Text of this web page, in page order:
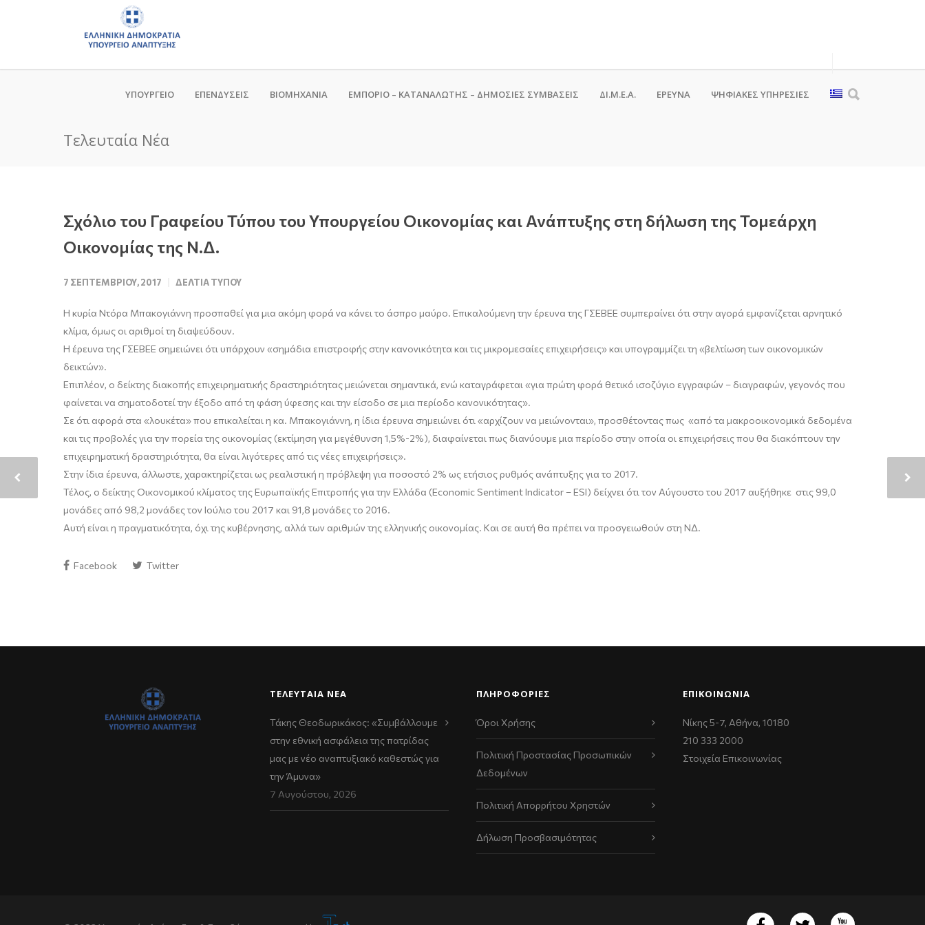
ΥΠΟΥΡΓΕΙΟ ΕΠΕΝΔΥΣΕΙΣ ΒΙΟΜΗΧΑΝΙΑ ΕΜΠΟΡΙΟ – ΚΑΤΑΝΑΛΩΤΗΣ – ΔΗΜΟΣΙΕΣ ΣΥΜΒΑΣΕΙΣ ΔΙ.Μ.Ε.Α. ΕΡΕΥΝΑ ΨΗΦΙΑΚΈΣ ΥΠΗΡΕΣΊΕΣ
Τελευταία Νέα
Σχόλιο του Γραφείου Τύπου του Υπουργείου Οικονομίας και Ανάπτυξης στη δήλωση της Τομεάρχη
Οικονομίας της Ν.Δ.
7 ΣΕΠΤΕΜΒΡΊΟΥ, 2017 ΔΕΛΤΊΑ ΤΎΠΟΥ
Η κυρία Ντόρα Μπακογιάννη προσπαθεί για μια ακόμη φορά να κάνει το άσπρο μαύρο. Επικαλούμενη την έρευνα της ΓΣΕΒΕΕ συμπεραίνει ότι στην αγορά εμφανίζεται αρνητικό
κλίμα, όμως οι αριθμοί τη διαψεύδουν.
Η έρευνα της ΓΣΕΒΕΕ σημειώνει ότι υπάρχουν «σημάδια επιστροφής στην κανονικότητα και τις μικρομεσαίες επιχειρήσεις» και υπογραμμίζει τη «βελτίωση των οικονομικών
δεικτών».
Επιπλέον, ο δείκτης διακοπής επιχειρηματικής δραστηριότητας μειώνεται σημαντικά, ενώ καταγράφεται «για πρώτη φορά θετικό ισοζύγιο εγγραφών – διαγραφών, γεγονός που
φαίνεται να σηματοδοτεί την έξοδο από τη φάση ύφεσης και την είσοδο σε μια περίοδο κανονικότητας».
Σε ότι αφορά στα «λουκέτα» που επικαλείται η κα. Μπακογιάννη, η ίδια έρευνα σημειώνει ότι «αρχίζουν να μειώνονται», προσθέτοντας πως «από τα μακροοικονομικά δεδομένα
και τις προβολές για την πορεία της οικονομίας (εκτίμηση για μεγέθυνση 1,5%-2%), διαφαίνεται πως διανύουμε μια περίοδο στην οποία οι επιχειρήσεις που θα διακόπτουν την
επιχειρηματική δραστηριότητα, θα είναι λιγότερες από τις νέες επιχειρήσεις».
Στην ίδια έρευνα, άλλωστε, χαρακτηρίζεται ως ρεαλιστική η πρόβλεψη για ποσοστό 2% ως ετήσιος ρυθμός ανάπτυξης για το 2017.
Τέλος, ο δείκτης Οικονομικού κλίματος της Ευρωπαϊκής Επιτροπής για την Ελλάδα (Economic Sentiment Indicator – ESI) δείχνει ότι τον Αύγουστο του 2017 αυξήθηκε στις 99,0
μονάδες από 98,2 μονάδες τον Ιούλιο του 2017 και 91,8 μονάδες το 2016.
Αυτή είναι η πραγματικότητα, όχι της κυβέρνησης, αλλά των αριθμών της ελληνικής οικονομίας. Και σε αυτή θα πρέπει να προσγειωθούν στη ΝΔ.
Facebook Twitter
ΤΕΛΕΥΤΑΊΑ ΝΈΑ
Τάκης Θεοδωρικάκος: «Συμβάλλουμε
στην εθνική ασφάλεια της πατρίδας
μας με νέο αναπτυξιακό καθεστώς για
την Άμυνα»
7 Αυγούστου, 2026
ΠΛΗΡΟΦΟΡΙΕΣ
Όροι Χρήσης
Πολιτική Προστασίας Προσωπικών
Δεδομένων
Πολιτική Απορρήτου Χρηστών
Δήλωση Προσβασιμότητας
ΕΠΙΚΟΙΝΩΝΊΑ
Νίκης 5-7, Αθήνα, 10180
210 333 2000
Στοιχεία Επικοινωνίας